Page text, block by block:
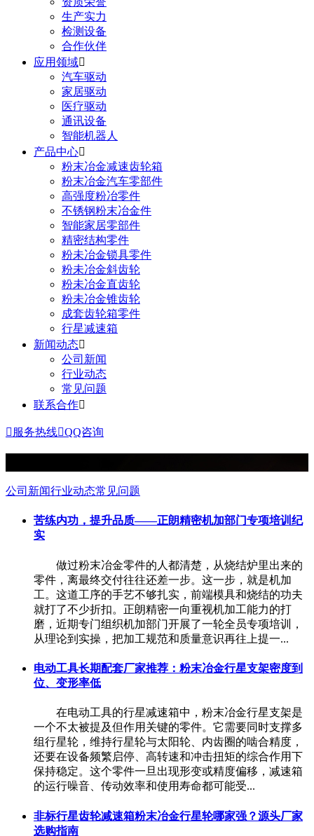
生产实力
检测设备
合作伙伴
应用领域
汽车驱动
家居驱动
医疗驱动
通讯设备
智能机器人
产品中心
粉末冶金减速齿轮箱
粉末冶金汽车零部件
高强度粉冶零件
不锈钢粉末冶金件
智能家居零部件
精密结构零件
粉未冶金锁具零件
粉未冶金斜齿轮
粉未冶金直齿轮
粉未冶金锥齿轮
成套齿轮箱零件
行星减速箱
新闻动态
公司新闻
行业动态
常见问题
联系合作
 服务热线QQ咨询
公司新闻行业动态常见问题
苦练内功，提升品质——正朗精密机加部门专项培训纪
实
做过粉末冶金零件的人都清楚，从烧结炉里出来的
零件，离最终交付往往还差一步。这一步，就是机加
工。这道工序的手艺不够扎实，前端模具和烧结的功夫
就打了不少折扣。正朗精密一向重视机加工能力的打
磨，近期专门组织机加部门开展了一轮全员专项培训，
从理论到实操，把加工规范和质量意识再往上提一...
电动工具长期配套厂家推荐：粉末冶金行星支架密度到
位、变形率低
​ 在电动工具的行星减速箱中，粉末冶金行星支架是
一个不太被提及但作用关键的零件。它需要同时支撑多
组行星轮，维持行星轮与太阳轮、内齿圈的啮合精度，
还要在设备频繁启停、高转速和冲击扭矩的综合作用下
保持稳定。这个零件一旦出现形变或精度偏移，减速箱
的运行噪音、传动效率和使用寿命都可能受...
非标行星齿轮减速箱粉末冶金行星轮哪家强？源头厂家
选购指南